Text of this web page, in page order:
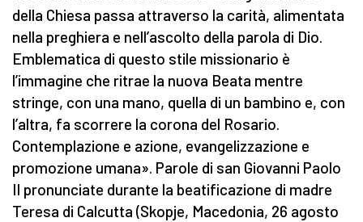
della Chiesa passa attraverso la carità, alimentata
nella preghiera e nell’ascolto della parola di Dio.
Emblematica di questo stile missionario è
l’immagine che ritrae la nuova Beata mentre
stringe, con una mano, quella di un bambino e, con
l’altra, fa scorrere la corona del Rosario.
Contemplazione e azione, evangelizzazione e
promozione umana». Parole di san Giovanni Paolo
II pronunciate durante la beatificazione di madre
Teresa di Calcutta (Skopje, Macedonia, 26 agosto